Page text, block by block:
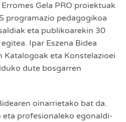
Gela PRO proiektuak
programazio pedagogikoa
eta publikoarekin 30
Ipar Eszena Bidea
Katalogoak eta Konstelazioei
dute bosgarren
oinarrietako bat da.
eta profesionaleko egonaldi-